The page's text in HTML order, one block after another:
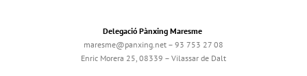
Delegació Pànxing Maresme
maresme@panxing.net – 93 753 27 08
Enric Morera 25, 08339 – Vilassar de Dalt